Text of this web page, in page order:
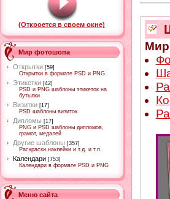
(Откроется в своем окне)
Мир фотошопа
Открытки [59]
Открытки в формате PSD и PNG.
Этикетки [42]
PSD и PNG шаблоны этикеток на
бутылки
Визитки [17]
PSD шаблоны визиток.
Дипломы [17]
PNG и PSD шаблоны дипломов,
грамот, медалей
Другие шаблоны [357]
Раскраски,наклейки и т.д. и т.п.
Календари [753]
Календари в формате PSD и PNG
Меню сайта